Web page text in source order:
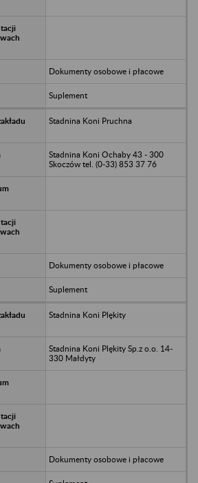
Dokumenty osobowe i płacowe
Suplement
Stadnina Koni Pruchna
Stadnina Koni Ochaby 43 - 300
Skoczów tel. (0-33) 853 37 76
Dokumenty osobowe i płacowe
Suplement
Stadnina Koni Plękity
Stadnina Koni Plękity Sp.z o.o. 14-
330 Małdyty
Dokumenty osobowe i płacowe